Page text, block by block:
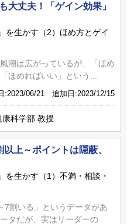
大丈夫！「ゲイン効果」
を生かす（2）ほめ方とゲイ
潮は広がっているが、「ほめ
ほめればいい」という...
:2023/06/21 追加日:2023/12/15
康科学部 教授
上～ポイントは隠蔽、
を生かす（1）不満・相談・
7割いる」というデータがあ
タだが、実はリーダーの...